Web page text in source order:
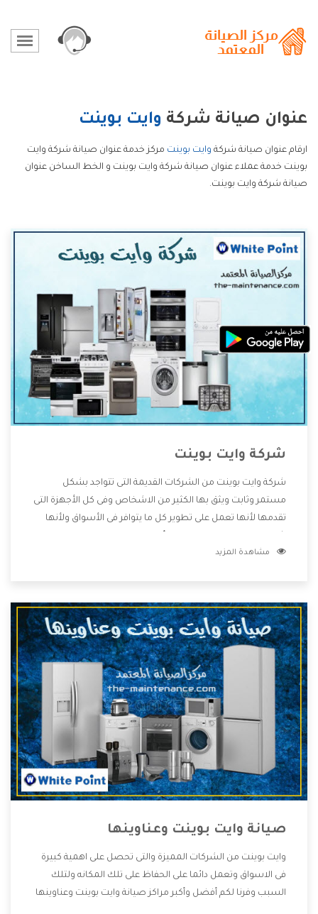
عنوان صيانة شركة وايت بوينت
ارقام عنوان صيانة شركة وايت بوينت مركز خدمة عنوان صيانة شركة وايت
بوينت خدمة عملاء عنوان صيانة شركة وايت بوينت و الخط الساخن عنوان
صيانة شركة وايت بوينت.
شركة وايت بوينت
شركة وايت بوينت من الشركات القديمة التى تتواجد بشكل
مستمر وثابت ويثق بها الكثير من الاشخاص وفى كل الأجهزة التى
تقدمها لأنها تعمل على تطوير كل ما يتوافر فى الأسواق ولأنها
المنتجات وتقدم للعملاء أقوى العروض والخصومات التى تسهل
مشاهدة المزيد
صيانة وايت بوينت وعناوينها
وايت بوينت من الشركات المميزة والتى تحصل على اهمية كبيرة
فى الاسواق وتعمل دائما على الحفاظ على تلك المكانه ولتلك
السبب وفرنا لكم أفضل وأكبر مراكز صيانة وايت بوينت وعناوينها